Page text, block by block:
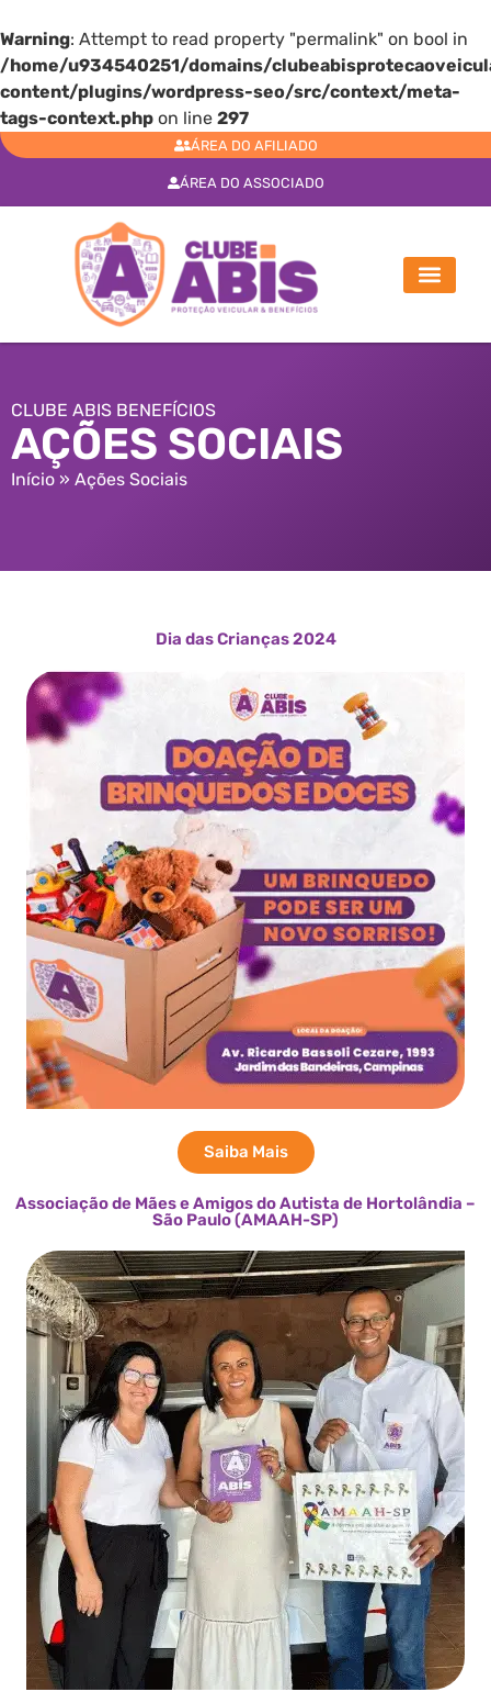
Warning: Attempt to read property "permalink" on bool in
/home/u934540251/domains/
content/plugins/wordpress-seo/src/context/meta-
tags-context.php on line 297
ÁREA DO AFILIADO
ÁREA DO ASSOCIADO
CLUBE ABIS BENEFÍCIOS
AÇÕES SOCIAIS
Início » Ações Sociais
Dia das Crianças 2024
Saiba Mais
Associação de Mães e Amigos do Autista de Hortolândia –
São Paulo (AMAAH-SP)